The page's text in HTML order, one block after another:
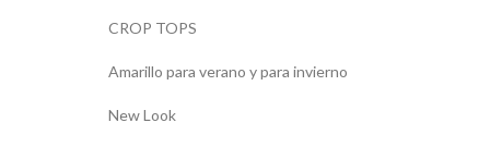
CROP TOPS
Amarillo para verano y para invierno
New Look